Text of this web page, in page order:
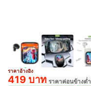
ราคาอ้างอิง
419 บาท ราคาค่อนข้างต่ำ